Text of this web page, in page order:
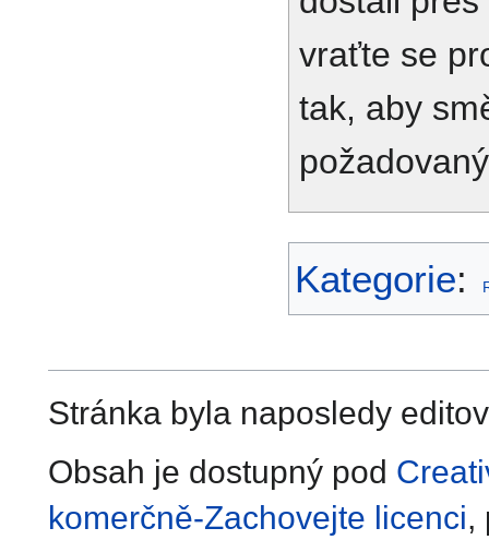
vraťte se
tak, aby
Kategorie:
Stránka byla naposledy
Obsah je dostupný pod
komerčně-Zachovejte licenci,